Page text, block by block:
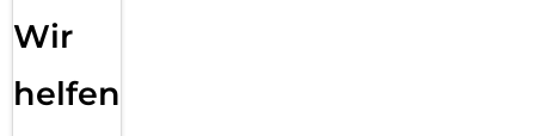
Wir
helfen